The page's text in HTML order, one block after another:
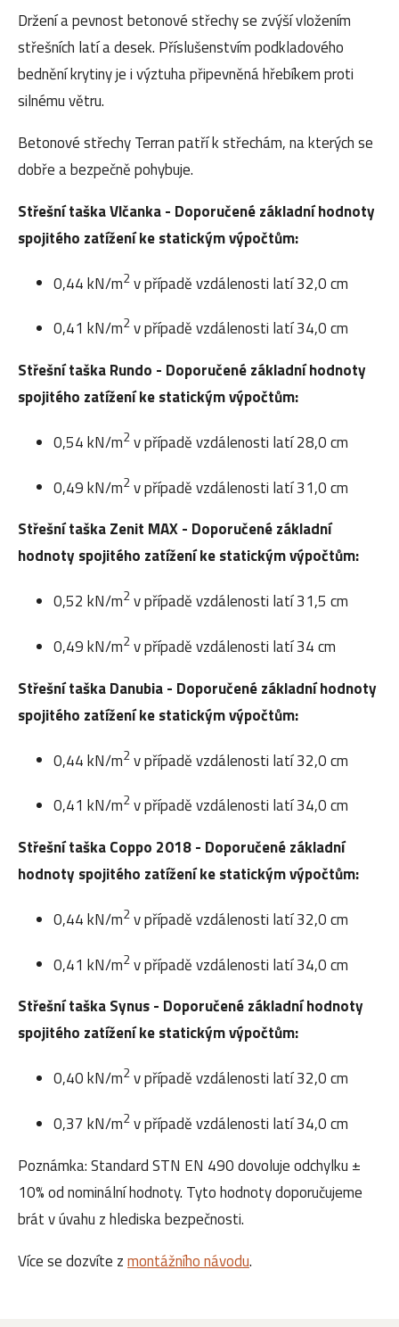
Držení a pevnost betonové střechy se zvýší vložením
střešních latí a desek. Příslušenstvím podkladového
bednění krytiny je i výztuha připevněná hřebíkem proti
silnému větru.
Betonové střechy Terran patří k střechám, na kterých se
dobře a bezpečně pohybuje.
Střešní taška Vlčanka - Doporučené základní hodnoty
spojitého zatížení ke statickým výpočtům:
0,44 kN/m2v případě vzdálenosti latí 32,0 cm
0,41 kN/m2v případě vzdálenosti latí 34,0 cm
Střešní taška Rundo - Doporučené základní hodnoty
spojitého zatížení ke statickým výpočtům:
0,54 kN/m2v případě vzdálenosti latí 28,0 cm
0,49 kN/m2v případě vzdálenosti latí 31,0 cm
Střešní taška Zenit MAX - Doporučené základní
hodnoty spojitého zatížení ke statickým výpočtům:
0,52 kN/m2v případě vzdálenosti latí 31,5 cm
0,49 kN/m2v případě vzdálenosti latí 34 cm
Střešní taška Danubia - Doporučené základní hodnoty
spojitého zatížení ke statickým výpočtům:
0,44 kN/m2v případě vzdálenosti latí 32,0 cm
0,41 kN/m2v případě vzdálenosti latí 34,0 cm
Střešní taška Coppo 2018 - Doporučené základní
hodnoty spojitého zatížení ke statickým výpočtům:
0,44 kN/m2v případě vzdálenosti latí 32,0 cm
0,41 kN/m2v případě vzdálenosti latí 34,0 cm
Střešní taška Synus - Doporučené základní hodnoty
spojitého zatížení ke statickým výpočtům:
0,40 kN/m2v případě vzdálenosti latí 32,0 cm
0,37 kN/m2v případě vzdálenosti latí 34,0 cm
Poznámka: Standard STN EN 490 dovoluje odchylku ±
10% od nominální hodnoty. Tyto hodnoty doporučujeme
brát v úvahu z hlediska bezpečnosti.
Více se dozvíte zmontážního návodu.